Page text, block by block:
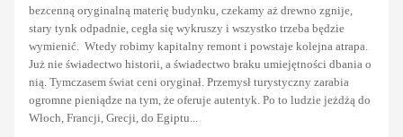
bezcenną oryginalną materię budynku, czekamy aż drewno zgnije,
stary tynk odpadnie, cegła się wykruszy i wszystko trzeba będzie
wymienić. Wtedy robimy kapitalny remont i powstaje kolejna atrapa.
Już nie świadectwo historii, a świadectwo braku umiejętności dbania o
nią. Tymczasem świat ceni oryginał. Przemysł turystyczny zarabia
ogromne pieniądze na tym, że oferuje autentyk. Po to ludzie jeżdżą do
Włoch, Francji, Grecji, do Egiptu...